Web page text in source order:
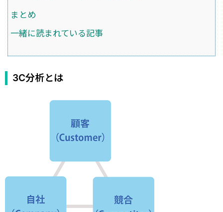
まとめ
一緒に読まれている記事
3C分析とは